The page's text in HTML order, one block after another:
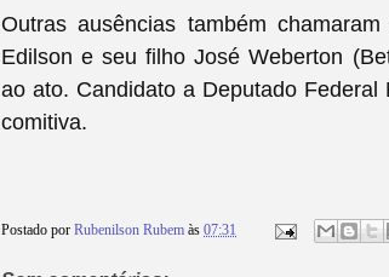
Outras ausências também
Edilson e seu filho José Weberton
ao ato. Candidato a Deputado
comitiva.
Postado por Rubenilson Rubem às 07:31